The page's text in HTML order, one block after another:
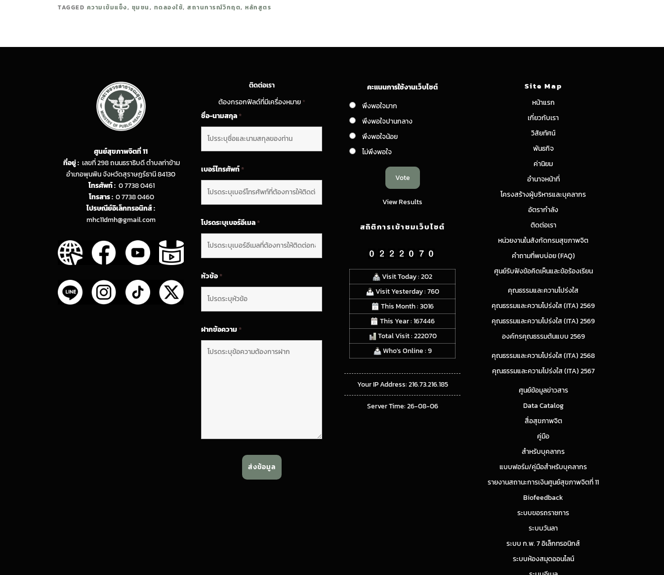
TAGGED ความเข้มแข็ง, ชุมชน, ทดลองใช้, สถานการณ์วิกฤต, หลักสูตร
ศูนย์สุขภาพจิตที่ 11
ที่อยู่ : เลขที่ 298 ถนนธราธิบดี ตำบลท่าข้าม
อำเภอพุนพิน จังหวัดสุราษฎร์ธานี 84130
โทรศัพท์ : 0 7738 0461
โทรสาร : 0 7738 0460
ไปรษณีย์อิเล็กทรอนิกส์ :
mhc11dmh@gmail.com
ติดต่อเรา
ต้องกรอกฟิลด์ที่มีเครื่องหมาย*
ชื่อ-นามสกุล*
เบอร์โทรศัพท์*
โปรดระบุเบอร์อีเมล*
หัวข้อ*
ฝากข้อความ*
คะแนนการใช้งานเว็บไซต์
พึงพอใจมาก
พึงพอใจปานกลาง
พึงพอใจน้อย
ไม่พึงพอใจ
View Results
สถิติการเข้าชมเว็บไซต์
Visit Today : 202
Visit Yesterday : 760
This Month : 3016
This Year : 167446
Total Visit : 222070
Who's Online : 9
Your IP Address: 216.73.216.185
Server Time: 26-08-06
Site Map
หน้าแรก
เกี่ยวกับเรา
วิสัยทัศน์
พันธกิจ
ค่านิยม
อำนาจหน้าที่
โครงสร้างผู้บริหารและบุคลากร
อัตรากำลัง
ติดต่อเรา
หน่วยงานในสังกัดกรมสุขภาพจิต
คำถามที่พบบ่อย (FAQ)
ศูนย์รับฟังข้อคิดเห็นและข้อร้องเรียน
คุณธรรมและความโปร่งใส
คุณธรรมและความโปร่งใส (ITA) 2569
คุณธรรมและความโปร่งใส (ITA) 2569
องค์กรคุณธรรมต้นแบบ 2569
คุณธรรมและความโปร่งใส (ITA) 2568
คุณธรรมและความโปร่งใส (ITA) 2567
ศูนย์ข้อมูลข่าวสาร
Data Catalog
สื่อสุขภาพจิต
คู่มือ
สำหรับบุคลากร
แบบฟอร์ม/คู่มือสำหรับบุคลากร
รายงานสถานะการเงินศูนย์สุขภาพจิตที่ 11
Biofeedback
ระบบขอรถราชการ
ระบบวันลา
ระบบ ก.พ. 7 อิเล็กทรอนิกส์
ระบบห้องสมุดออนไลน์